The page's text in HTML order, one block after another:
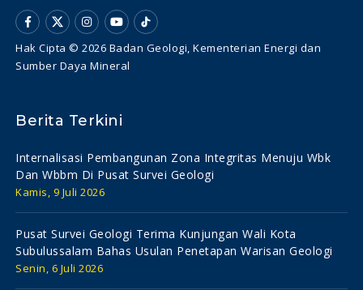
Hak Cipta © 2026 Badan Geologi, Kementerian Energi dan
Sumber Daya Mineral
Berita Terkini
Internalisasi Pembangunan Zona Integritas Menuju Wbk
Dan Wbbm Di Pusat Survei Geologi
Kamis, 9 Juli 2026
Pusat Survei Geologi Terima Kunjungan Wali Kota
Subulussalam Bahas Usulan Penetapan Warisan Geologi
Senin, 6 Juli 2026